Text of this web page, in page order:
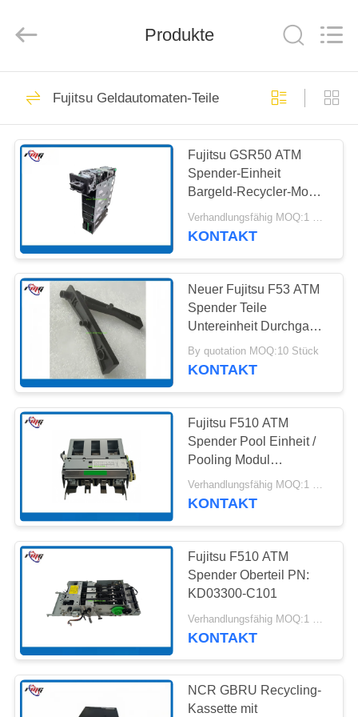
HAUSE
PRODUKTE
WERKSBESICHTIGUNG
QUALITÄTSKONTROLLE
KONTAKT
MIT
NEUIGKEITEN
RECHTSSACHEN
BITTE UM
EIN
ANGEBOT
SITEMAP
Technology
Rights
Ersatzteile ATMs
932
ATM-Maschinenteile
831
wincor ATM-Teile
NCR-ATM-Teile
Produkte
Fujitsu Geldautomaten-Teile
Fujitsu GSR50 ATM
Spender-Einheit
Bargeld-Recycler-Modul
für ATM-Ersatzteile
Verhandlungsfähig MOQ:1 Stück
KONTAKT
Neuer Fujitsu F53 ATM
Spender Teile
Untereinheit Durchgang
Links aus Kunststoff und
Metall mit 1000 Stück
By quotation MOQ:10 Stück
KONTAKT
Fujitsu F510 ATM
Spender Pool Einheit /
Pooling Modul
(Teilenummer:
KD03300-C300)
Verhandlungsfähig MOQ:1 Stück
KONTAKT
Fujitsu F510 ATM
Spender Oberteil PN:
KD03300-C101
KONTAKT
NCR GBRU Recycling-
Kassette mit